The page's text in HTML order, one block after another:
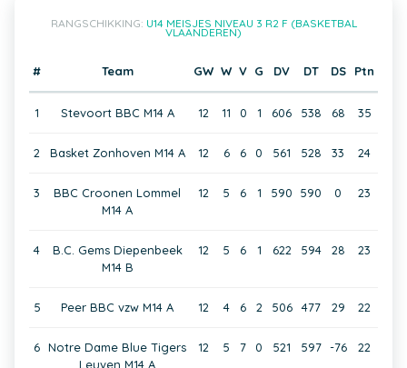
RANGSCHIKKING: U14 MEISJES NIVEAU 3 R2 F (BASKETBAL
VLAANDEREN)
# Team GW W V G DV DT DS Ptn
1 Stevoort BBC M14 A 12 11 0 1 606 538 68 35
2 Basket Zonhoven M14 A 12 6 6 0 561 528 33 24
3
BBC Croonen Lommel
M14 A
12 5 6 1 590 590 0 23
4
B.C. Gems Diepenbeek
M14 B
12 5 6 1 622 594 28 23
5 Peer BBC vzw M14 A 12 4 6 2 506 477 29 22
6 Notre Dame Blue Tigers
Leuven M14 A
12 5 7 0 521 597 -76 22